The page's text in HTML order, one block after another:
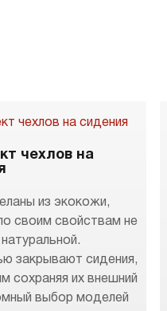
чехлов на
из экокожи,
своим свойствам не
закрывают сидения,
сохраняя их внешний
выбор моделей